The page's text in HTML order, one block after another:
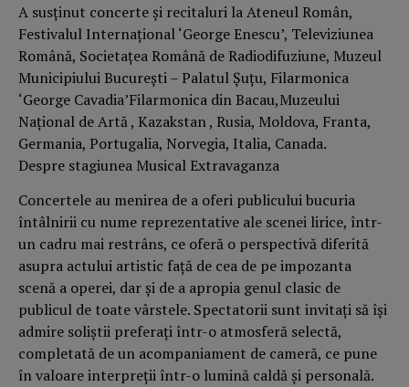
A susținut concerte și recitaluri la Ateneul Român,
Festivalul Internațional ‘George Enescu’, Televiziunea
Română, Societațea Română de Radiodifuziune, Muzeul
Municipiului București – Palatul Șuțu, Filarmonica
‘George Cavadia’Filarmonica din Bacau,Muzeului
Național de Artă , Kazakstan , Rusia, Moldova, Franta,
Germania, Portugalia, Norvegia, Italia, Canada.
Despre stagiunea Musical Extravaganza
Concertele au menirea de a oferi publicului bucuria
întâlnirii cu nume reprezentative ale scenei lirice, într-
un cadru mai restrâns, ce oferă o perspectivă diferită
asupra actului artistic faţă de cea de pe impozanta
scenă a operei, dar şi de a apropia genul clasic de
publicul de toate vârstele. Spectatorii sunt invitaţi să îşi
admire soliştii preferaţi într-o atmosferă selectă,
completată de un acompaniament de cameră, ce pune
în valoare interpreţii într-o lumină caldă şi personală.